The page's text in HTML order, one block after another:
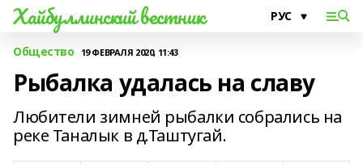
Хайбуллинский вестник
Общество 19 ФЕВРАЛЯ 2020, 11:43
Рыбалка удалась на славу
Любители зимней рыбалки собрались на
реке Таналык в д.Таштугай.